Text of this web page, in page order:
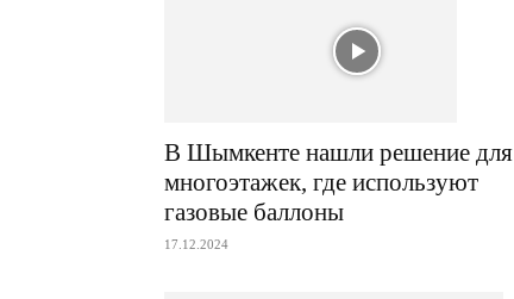
В Шымкенте нашли решение для
многоэтажек, где используют
газовые баллоны
17.12.2024